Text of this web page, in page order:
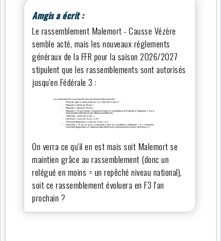
Amgis a écrit :
Le rassemblement Malemort - Causse Vézère
semble acté, mais les nouveaux réglements
généraux de la FFR pour la saison 2026/2027
stipulent que les rassemblements sont autorisés
jusqu'en Fédérale 3 :
On verra ce qu'il en est mais soit Malemort se
maintien grâce au rassemblement (donc un
relégué en moins = un repêché niveau national),
soit ce rassemblement évoluera en F3 l'an
prochain ?